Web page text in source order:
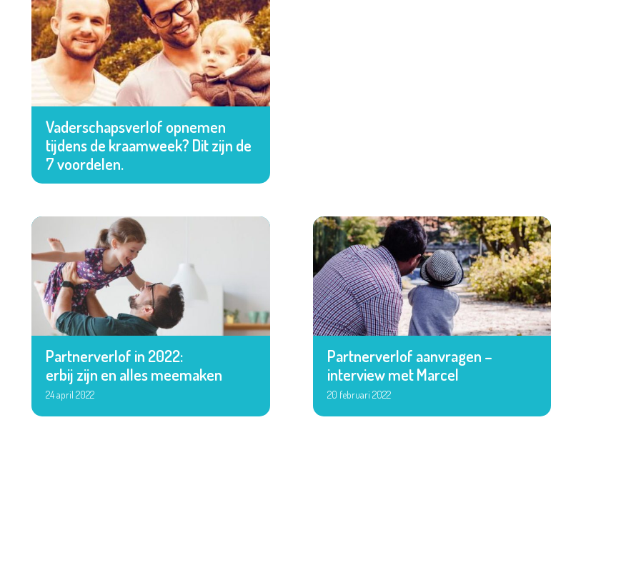
Vaderschapsverlof opnemen
tijdens de kraamweek? Dit zijn de
7 voordelen.
Partnerverlof in 2022:
erbij zijn en alles meemaken
24 april 2022
Partnerverlof aanvragen –
interview met Marcel
20 februari 2022